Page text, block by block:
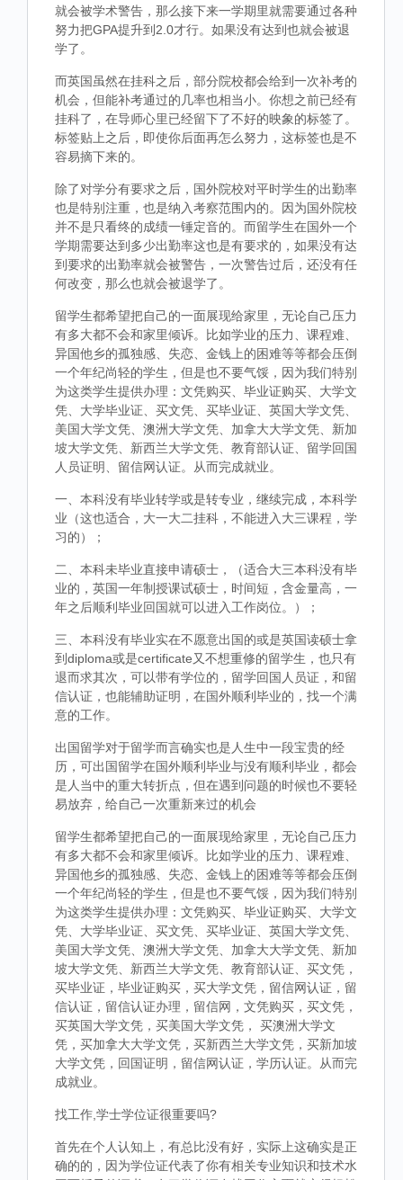
就会被学术警告，那么接下来一学期里就需要通过各种
努力把GPA提升到2.0才行。如果没有达到也就会被退
学了。
而英国虽然在挂科之后，部分院校都会给到一次补考的
机会，但能补考通过的几率也相当小。你想之前已经有
挂科了，在导师心里已经留下了不好的映象的标签了。
标签贴上之后，即使你后面再怎么努力，这标签也是不
容易摘下来的。
除了对学分有要求之后，国外院校对平时学生的出勤率
也是特别注重，也是纳入考察范围内的。因为国外院校
并不是只看终的成绩一锤定音的。而留学生在国外一个
学期需要达到多少出勤率这也是有要求的，如果没有达
到要求的出勤率就会被警告，一次警告过后，还没有任
何改变，那么也就会被退学了。
留学生都希望把自己的一面展现给家里，无论自己压力
有多大都不会和家里倾诉。比如学业的压力、课程难、
异国他乡的孤独感、失恋、金钱上的困难等等都会压倒
一个年纪尚轻的学生，但是也不要气馁，因为我们特别
为这类学生提供办理：文凭购买、毕业证购买、大学文
凭、大学毕业证、买文凭、买毕业证、英国大学文凭、
美国大学文凭、澳洲大学文凭、加拿大大学文凭、新加
坡大学文凭、新西兰大学文凭、教育部认证、留学回国
人员证明、留信网认证。从而完成就业。
一、本科没有毕业转学或是转专业，继续完成，本科学
业（这也适合，大一大二挂科，不能进入大三课程，学
习的）；
二、本科未毕业直接申请硕士，（适合大三本科没有毕
业的，英国一年制授课试硕士，时间短，含金量高，一
年之后顺利毕业回国就可以进入工作岗位。）；
三、本科没有毕业实在不愿意出国的或是英国读硕士拿
到diploma或是certificate又不想重修的留学生，也只有
退而求其次，可以带有学位的，留学回国人员证，和留
信认证，也能辅助证明，在国外顺利毕业的，找一个满
意的工作。
出国留学对于留学而言确实也是人生中一段宝贵的经
历，可出国留学在国外顺利毕业与没有顺利毕业，都会
是人当中的重大转折点，但在遇到问题的时候也不要轻
易放弃，给自己一次重新来过的机会
留学生都希望把自己的一面展现给家里，无论自己压力
有多大都不会和家里倾诉。比如学业的压力、课程难、
异国他乡的孤独感、失恋、金钱上的困难等等都会压倒
一个年纪尚轻的学生，但是也不要气馁，因为我们特别
为这类学生提供办理：文凭购买、毕业证购买、大学文
凭、大学毕业证、买文凭、买毕业证、英国大学文凭、
美国大学文凭、澳洲大学文凭、加拿大大学文凭、新加
坡大学文凭、新西兰大学文凭、教育部认证、买文凭，
买毕业证，毕业证购买，买大学文凭，留信网认证，留
信认证，留信认证办理，留信网，文凭购买，买文凭，
买英国大学文凭，买美国大学文凭， 买澳洲大学文
凭，买加拿大大学文凭，买新西兰大学文凭，买新加坡
大学文凭，回国证明，留信网认证，学历认证。从而完
成就业。
找工作,学士学位证很重要吗?
首先在个人认知上，有总比没有好，实际上这确实是正
确的的，因为学位证代表了你有相关专业知识和技术水